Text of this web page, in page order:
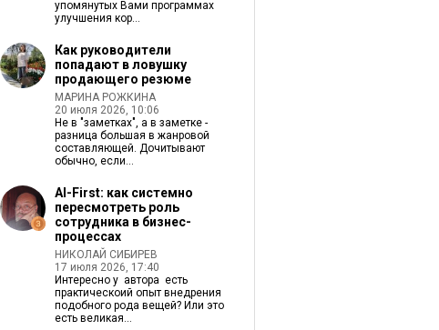
упомянутых Вами программах
улучшения кор...
Как руководители
попадают в ловушку
продающего резюме
МАРИНА РОЖКИНА
20 июля 2026, 10:06
Не в "заметках", а в заметке -
разница большая в жанровой
составляющей. Дочитывают
обычно, если...
AI-First: как системно
пересмотреть роль
сотрудника в бизнес-
процессах
НИКОЛАЙ СИБИРЕВ
17 июля 2026, 17:40
Интересно у автора есть
практическоий опыт внедрения
подобного рода вещей? Или это
есть великая...